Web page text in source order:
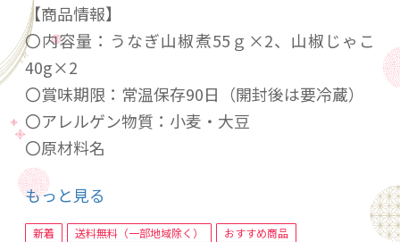
【商品情報】
〇内容量：うなぎ山椒煮55ｇ×2、山椒じゃこ
40g×2
〇賞味期限：常温保存90日（開封後は要冷蔵）
〇アレルゲン物質：小麦・大豆
〇原材料名
・うなぎ山椒煮：うなぎ（国産）、山椒の実
（国産）、醤油、砂糖、食酢、味醂、酒／調味
料（アミノ酸等）
もっと見る
新着 送料無料（一部地域除く） おすすめ商品